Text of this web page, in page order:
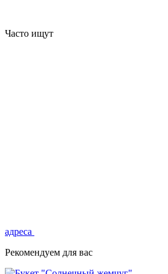
Часто ищут
адреса
Рекомендуем для вас